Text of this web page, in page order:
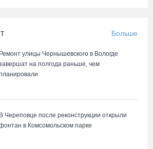
машины», но остался без золота
первое место в бюллетене на
Больше
Ремонт улицы Чернышевского в Вологде
на полгода раньше, чем
В Череповце после реконструкции открыли
в Комсомольском парке